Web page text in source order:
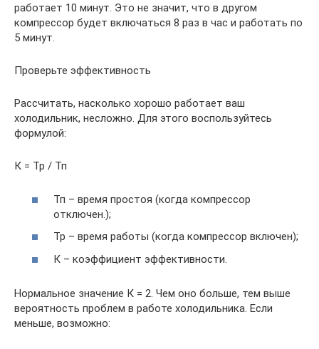
работает 10 минут. Это не значит, что в другом
компрессор будет включаться 8 раз в час и работать по
5 минут.
Проверьте эффективность
Рассчитать, насколько хорошо работает ваш
холодильник, несложно. Для этого воспользуйтесь
формулой:
К = Тр / Тп
Тп – время простоя (когда компрессор
отключен.);
Тр – время работы (когда компрессор включен);
К – коэффициент эффективности.
Нормальное значение К = 2. Чем оно больше, тем выше
вероятность проблем в работе холодильника. Если
меньше, возможно: